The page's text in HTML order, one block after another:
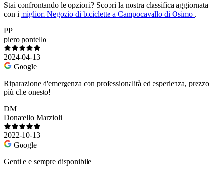
Stai confrontando le opzioni? Scopri la nostra classifica aggiornata
con i migliori Negozio di biciclette a Campocavallo di Osimo .
PP
piero pontello
2024-04-13
Google
Riparazione d'emergenza con professionalità ed esperienza, prezzo
più che onesto!
DM
Donatello Marzioli
2022-10-13
Google
Gentile e sempre disponibile